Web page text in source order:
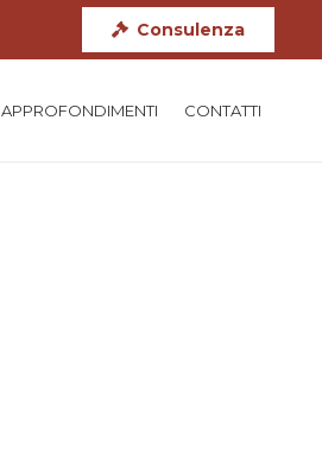
Consulenza
APPROFONDIMENTI CONTATTI